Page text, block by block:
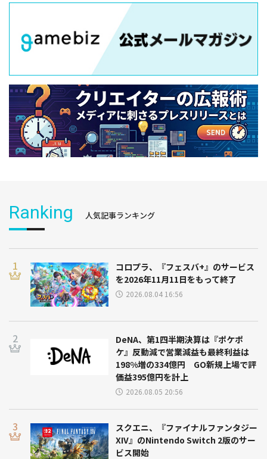
Ranking 人気記事ランキング
コロプラ、『フェスバ+』のサービス
を2026年11月11日をもって終了
2026.08.04 16:56
DeNA、第1四半期決算は『ポケポ
ケ』反動減で営業減益も最終利益は
198%増の334億円 GO新規上場で評
価益395億円を計上
2026.08.05 20:56
スクエニ、『ファイナルファンタジー
XIV』のNintendo Switch 2版のサー
ビス開始